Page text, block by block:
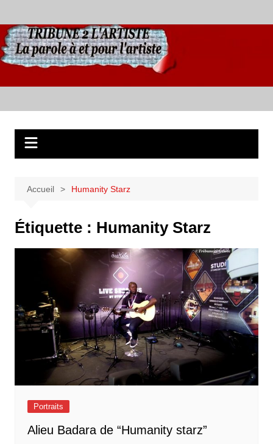
au
contenu
Accueil Humanity Starz
Étiquette : Humanity Starz
Portraits
Alieu Badara de “Humanity starz”